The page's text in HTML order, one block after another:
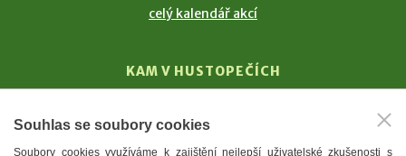
celý kalendář akcí
KAM V HUSTOPEČÍCH
T. G. Masaryk
Souhlas se soubory cookies
Soubory cookies využíváme k zajištění nejlepší uživatelské zkušenosti s